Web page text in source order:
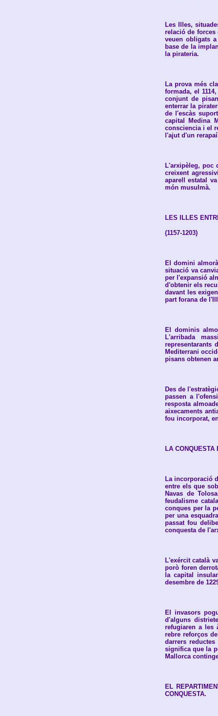
Les Illes,
relació de forces
veuen obligats
base de la
la pirateria.
La prova més
formada, el
conjunt de
enterrar la
de l'escàs
capital Medina
consciencia i el
l'ajut d'un
L'arxipèleg, poc
creixent
aparell estatal
món musulmà.
LES ILLES
(1157-1203)
El domini
situació va
per l'expansió
d'obtenir els
davant les
part forana de
El dominis
L'arribada
representarants
Mediterrani
pisans obtenen
Des de
passen a
resposta
aixecaments
fou incorporat,
LA CONQUESTA
La incorporació
entre els que
Navas de
feudalisme
conques per la
per una
passat fou
conquesta de
L'exércit català
porò foren
la capital
desembre de
El invasors
d'alguns
refugiaren a les
rebre reforços
darrers
significa que la
Mallorca
EL
CONQUESTA.